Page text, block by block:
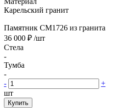
Карельский гранит
Памятник CM1726 из гранита
36 000 ₽ /шт
Стела
-
Тумба
-
-
+
шт
Купить